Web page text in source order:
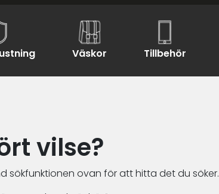
Väskor Tillbehör
vilse?
sökfunktionen ovan för att hitta det du söker.